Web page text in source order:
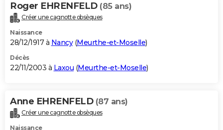
Roger EHRENFELD (85 ans)
Créer une cagnotte obsèques
Naissance
28/12/1917 à Nancy(Meurthe-et-Moselle)
Décès
22/11/2003 à Laxou (Meurthe-et-Moselle)
Anne EHRENFELD (87 ans)
Créer une cagnotte obsèques
Naissance